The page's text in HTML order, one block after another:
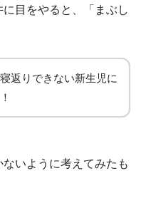
目をやると、「まぶし
返りできない新生児に
いように考えてみたも